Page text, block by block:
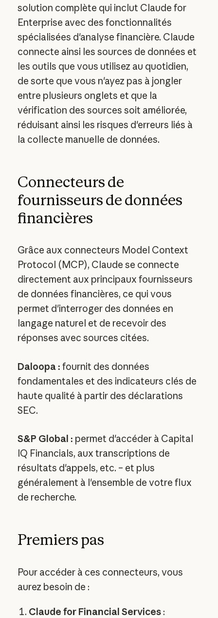
solution complète qui inclut Claude for
Enterprise avec des fonctionnalités
spécialisées d'analyse financière. Claude
connecte ainsi les sources de données et
les outils que vous utilisez au quotidien,
de sorte que vous n'ayez pas à jongler
entre plusieurs onglets et que la
vérification des sources soit améliorée,
réduisant ainsi les risques d'erreurs liés à
la collecte manuelle de données.
Connecteurs de
fournisseurs de données
financières
Grâce aux connecteurs Model Context
Protocol (MCP), Claude se connecte
directement aux principaux fournisseurs
de données financières, ce qui vous
permet d'interroger des données en
langage naturel et de recevoir des
réponses avec sources citées.
Daloopa : fournit des données
fondamentales et des indicateurs clés de
haute qualité à partir des déclarations
SEC.
S&P Global : permet d'accéder à Capital
IQ Financials, aux transcriptions de
résultats d'appels, etc. – et plus
généralement à l'ensemble de votre flux
de recherche.
Premiers pas
Pour accéder à ces connecteurs, vous
aurez besoin de :
Claude for Financial Services: